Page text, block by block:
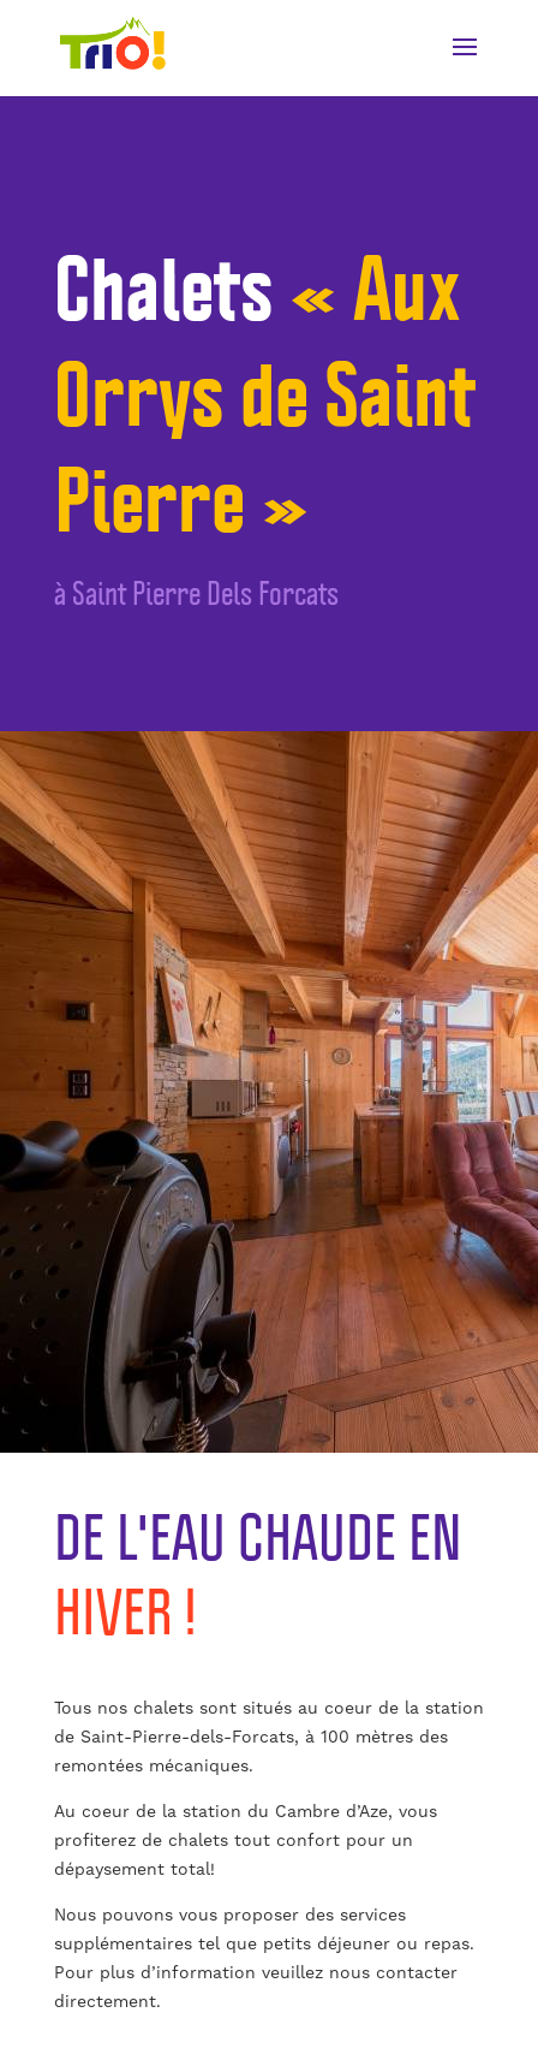
Chalets« Aux
Orrys de Saint
Pierre »
à Saint Pierre Dels Forcats
DE L'EAU CHAUDE EN
HIVER !
Tous nos chalets sont situés au coeur de la station
de Saint-Pierre-dels-Forcats, à 100 mètres des
remontées mécaniques.
Au coeur de la station du Cambre d’Aze, vous
profiterez de chalets tout confort pour un
dépaysement total!
Nous pouvons vous proposer des services
supplémentaires tel que petits déjeuner ou repas.
Pour plus d’information veuillez nous contacter
directement.